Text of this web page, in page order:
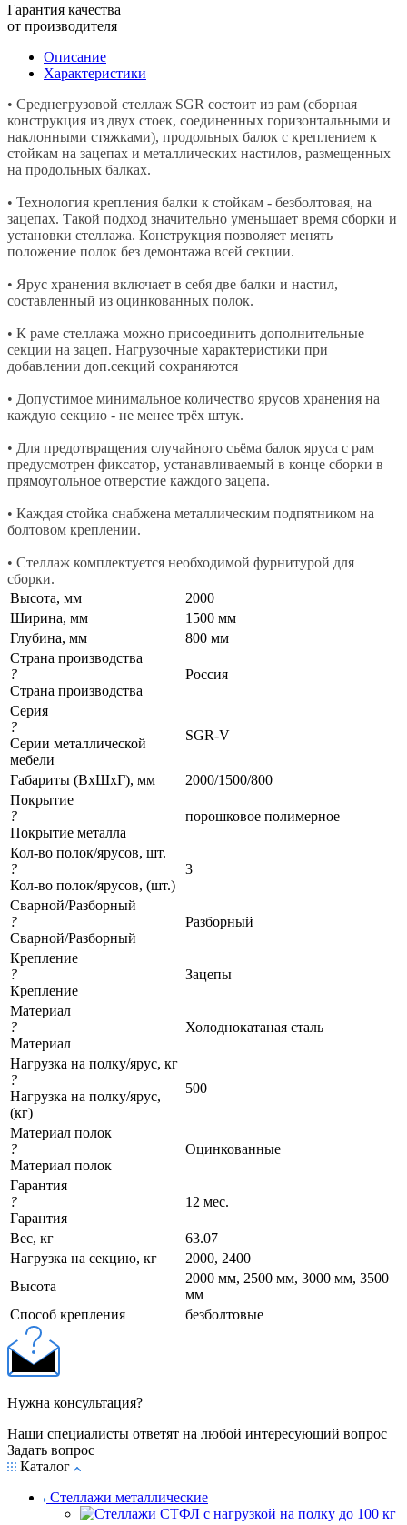
Гарантия качества
от производителя
Описание
Характеристики
• Среднегрузовой стеллаж SGR состоит из рам (сборная
конструкция из двух стоек, соединенных горизонтальными и
наклонными стяжками), продольных балок с креплением к
стойкам на зацепах и металлических настилов, размещенных
на продольных балках.
• Технология крепления балки к стойкам - безболтовая, на
зацепах. Такой подход значительно уменьшает время сборки и
установки стеллажа. Конструкция позволяет менять
положение полок без демонтажа всей секции.
• Ярус хранения включает в себя две балки и настил,
составленный из оцинкованных полок.
• К раме стеллажа можно присоединить дополнительные
секции на зацеп. Нагрузочные характеристики при
добавлении доп.секций сохраняются
• Допустимое минимальное количество ярусов хранения на
каждую секцию - не менее трёх штук.
• Для предотвращения случайного съёма балок яруса с рам
предусмотрен фиксатор, устанавливаемый в конце сборки в
прямоугольное отверстие каждого зацепа.
• Каждая стойка снабжена металлическим подпятником на
болтовом креплении.
• Стеллаж комплектуется необходимой фурнитурой для
сборки.
Высота, мм
2000
Ширина, мм
1500 мм
Глубина, мм
800 мм
Страна производства
?
Страна производства
Россия
Серия
?
Серии металлической
мебели
SGR-V
Габариты (ВхШхГ), мм
2000/1500/800
Покрытие
?
Покрытие металла
порошковое полимерное
Кол-во полок/ярусов, шт.
?
Кол-во полок/ярусов, (шт.)
3
Сварной/Разборный
?
Сварной/Разборный
Разборный
Крепление
?
Крепление
Зацепы
Материал
?
Материал
Холоднокатаная сталь
Нагрузка на полку/ярус, кг
?
Нагрузка на полку/ярус,
(кг)
500
Материал полок
?
Материал полок
Оцинкованные
Гарантия
?
Гарантия
12 мес.
Вес, кг
63.07
Нагрузка на секцию, кг
2000, 2400
Высота
2000 мм, 2500 мм, 3000 мм, 3500
мм
Cпособ крепления
безболтовые
Нужна консультация?
Наши специалисты ответят на любой интересующий вопрос
Задать вопрос
Каталог
Стеллажи металлические